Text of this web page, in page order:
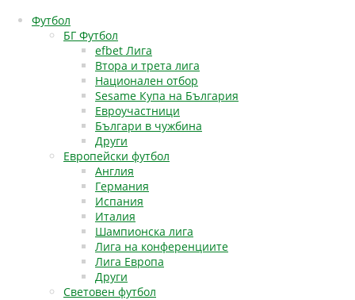
Футбол
БГ Футбол
efbet Лига
Втора и трета лига
Национален отбор
Sesame Купа на България
Евроучастници
Българи в чужбина
Други
Европейски футбол
Англия
Германия
Испания
Италия
Шампионска лига
Лига на конференциите
Лига Европа
Други
Световен футбол